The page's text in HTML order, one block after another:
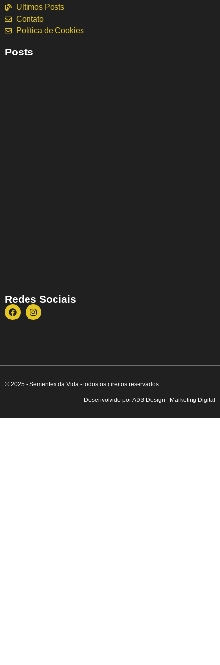
Ultimos Posts
Contato
Política de Cookies
Posts
Redes Sociais
© 2025 - Sementes da Vida - todos os direitos reservados
Desenvolvido por ADS Design - Marketing Digital